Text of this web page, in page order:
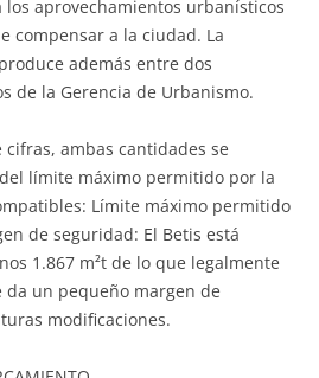
los aprovechamientos urbanísticos
compensar a la ciudad. La
además entre dos
de la Gerencia de Urbanismo.
ambas cantidades se
límite máximo permitido por la
Límite máximo permitido
de seguridad: El Betis está
1.867 m²t de lo que legalmente
un pequeño margen de
modificaciones.